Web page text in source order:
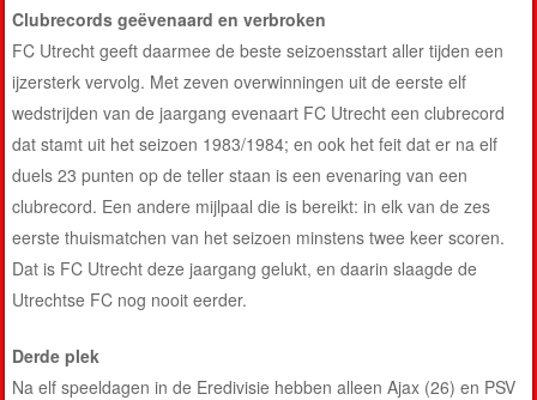
Clubrecords geëvenaard en verbroken
FC Utrecht geeft daarmee de beste seizoensstart aller tijden een
ijzersterk vervolg. Met zeven overwinningen uit de eerste elf
wedstrijden van de jaargang evenaart FC Utrecht een clubrecord
dat stamt uit het seizoen 1983/1984; en ook het feit dat er na elf
duels 23 punten op de teller staan is een evenaring van een
clubrecord. Een andere mijlpaal die is bereikt: in elk van de zes
eerste thuismatchen van het seizoen minstens twee keer scoren.
Dat is FC Utrecht deze jaargang gelukt, en daarin slaagde de
Utrechtse FC nog nooit eerder.
Derde plek
Na elf speeldagen in de Eredivisie hebben alleen Ajax (26) en PSV